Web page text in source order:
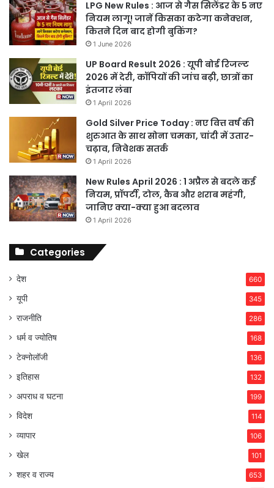
LPG New Rules : आज से गैस सिलेंडर के 5 नए
नियम लागू! जानें किसका कटेगा कनेक्शन,
कितने दिन बाद होगी बुकिंग?
1 June 2026
UP Board Result 2026 : यूपी बोर्ड रिजल्ट
2026 में देरी, कॉपियों की जांच बढ़ी, छात्रों का
इंतजार लंबा
1 April 2026
Gold Silver Price Today : नए वित्त वर्ष की
शुरुआत के साथ सोना चमका, चांदी में उतार-
चढ़ाव, निवेशक सतर्क
1 April 2026
New Rules April 2026 : 1 अप्रैल से बदले कई
नियम, प्रॉपर्टी, टोल, कैब और शराब महंगी,
जानिए क्या-क्या हुआ बदलाव
1 April 2026
Categories
देश 660
यूपी 345
राजनीति 286
धर्म व ज्योतिष 168
टेक्नोलॉजी 136
इतिहास 132
अपराध व घटना 199
विदेश 114
व्यापार 106
खेल 101
शहर व राज्य 653